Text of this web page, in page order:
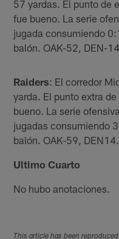
57 yardas. El punto de
fue bueno. La serie
jugada consumiendo
balón. OAK-52, DEN-14.
Raiders: El corredor
yarda. El punto extra
bueno. La serie
jugadas consumiendo
balón. OAK-59, DEN14.
Ultimo Cuarto
No hubo anotaciones.
This article has been